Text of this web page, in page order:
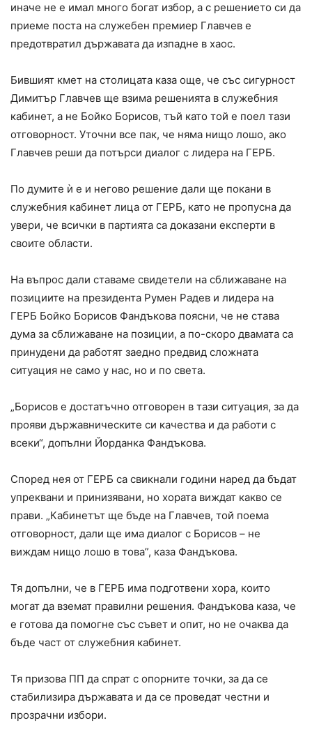
иначе не е имал много богат избор, а с решението си да
приеме поста на служебен премиер Главчев е
предотвратил държавата да изпадне в хаос.
Бившият кмет на столицата каза още, че със сигурност
Димитър Главчев ще взима решенията в служебния
кабинет, а не Бойко Борисов, тъй като той е поел тази
отговорност. Уточни все пак, че няма нищо лошо, ако
Главчев реши да потърси диалог с лидера на ГЕРБ.
По думите ѝ е и негово решение дали ще покани в
служебния кабинет лица от ГЕРБ, като не пропусна да
увери, че всички в партията са доказани експерти в
своите области.
На въпрос дали ставаме свидетели на сближаване на
позициите на президента Румен Радев и лидера на
ГЕРБ Бойко Борисов Фандъкова поясни, че не става
дума за сближаване на позиции, а по-скоро двамата са
принудени да работят заедно предвид сложната
ситуация не само у нас, но и по света.
„Борисов е достатъчно отговорен в тази ситуация, за да
прояви държавническите си качества и да работи с
всеки“, допълни Йорданка Фандъкова.
Според нея от ГЕРБ са свикнали години наред да бъдат
упреквани и принизявани, но хората виждат какво се
прави. „Кабинетът ще бъде на Главчев, той поема
отговорност, дали ще има диалог с Борисов – не
виждам нищо лошо в това”, каза Фандъкова.
Тя допълни, че в ГЕРБ има подготвени хора, които
могат да вземат правилни решения. Фандъкова каза, че
е готова да помогне със съвет и опит, но не очаква да
бъде част от служебния кабинет.
Тя призова ПП да спрат с опорните точки, за да се
стабилизира държавата и да се проведат честни и
прозрачни избори.